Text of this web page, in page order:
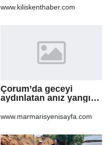
www.kiliskenthaber.com
Çorum’da geceyi
aydınlatan anız yangını
www.marmarisyenisayfa.com